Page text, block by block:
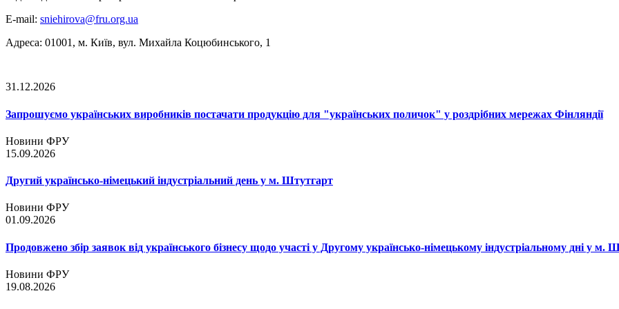
E-mail: sniehirova@fru.org.ua
Адреса: 01001, м. Київ, вул. Михайла Коцюбинського, 1
31.12.2026
Запрошуємо українських виробників постачати продукцію для "українських поличок" у роздрібних мережах Фінляндії
Новини ФРУ
15.09.2026
Другий українсько-німецький індустріальний день у м. Штутгарт
Новини ФРУ
01.09.2026
Продовжено збір заявок від українського бізнесу щодо участі у Другому українсько-німецькому індустріальному дні у м.
Новини ФРУ
19.08.2026